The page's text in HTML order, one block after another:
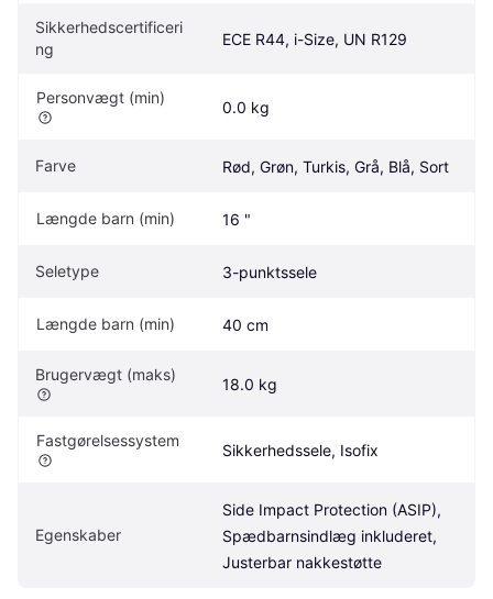
Sikkerhedscertificeri
ng
ECE R44, i-Size, UN R129
Personvægt (min)
0.0 kg
Farve Rød, Grøn, Turkis, Grå, Blå, Sort
Længde barn (min) 16 "
Seletype 3-punktssele
Længde barn (min) 40 cm
Brugervægt (maks)
18.0 kg
Fastgørelsessystem
Sikkerhedssele, Isofix
Egenskaber
Side Impact Protection (ASIP),
Spædbarnsindlæg inkluderet,
Justerbar nakkestøtte